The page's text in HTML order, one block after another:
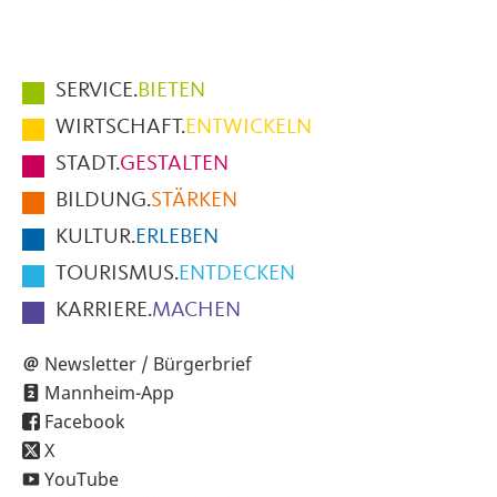
Hauptmenüpunkte
im
Fußbereich
der
Seite
SERVICE.BIETEN
WIRTSCHAFT.ENTWICKELN
STADT.GESTALTEN
BILDUNG.STÄRKEN
KULTUR.ERLEBEN
TOURISMUS.ENTDECKEN
KARRIERE.MACHEN
Newsletter / Bürgerbrief
Mannheim-App
Facebook
X
YouTube